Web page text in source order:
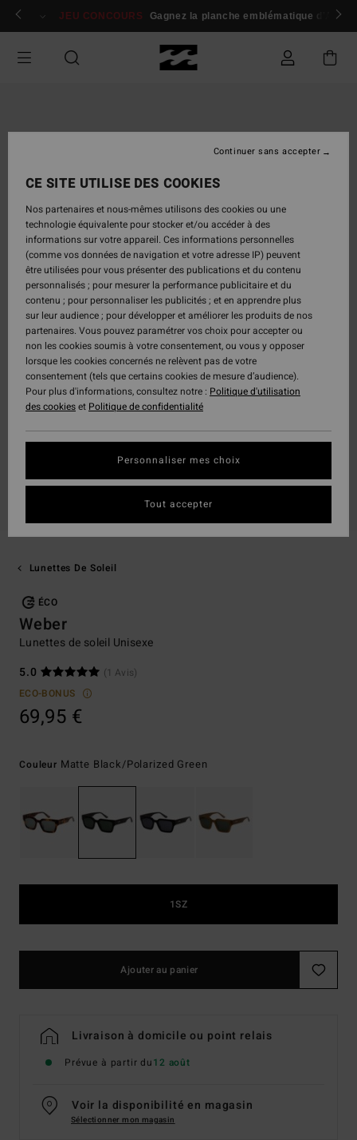
Passer
Se connecter / s'inscrire
JEU CONCOURS Gagnez la planche emblématique d'Andy
Lunettes De Soleil
ÉCO
Weber
Lunettes de soleil Unisexe
5.0
(1 Avis)
ECO-BONUS
69,95 €
Couleur Matte Black/polarized Green
1SZ
Ajouter au panier
Livraison à domicile ou point relais
Prévue à partir du12 août
Voir la disponibilité en magasin
Sélectionner mon magasin
CE SITE UTILISE DES COOKIES
Nos partenaires et nous-mêmes utilisons des cookies ou une
technologie équivalente pour stocker et/ou accéder à des
informations sur votre appareil. Ces informations personnelles
(comme vos données de navigation et votre adresse IP) peuvent
être utilisées pour vous présenter des publications et du contenu
personnalisés ; pour mesurer la performance publicitaire et du
contenu ; pour personnaliser les publicités ; et en apprendre plus
sur leur audience ; pour développer et améliorer les produits de nos
partenaires. Vous pouvez paramétrer vos choix pour accepter ou
non les cookies soumis à votre consentement, ou vous y opposer
lorsque les cookies concernés ne relèvent pas de votre
consentement (tels que certains cookies de mesure d’audience).
Pour plus d'informations, consultez notre : Politique d'utilisation
des cookieset Politique de confidentialité
Personnaliser mes choix
Continuer sans accepter
Tout accepter